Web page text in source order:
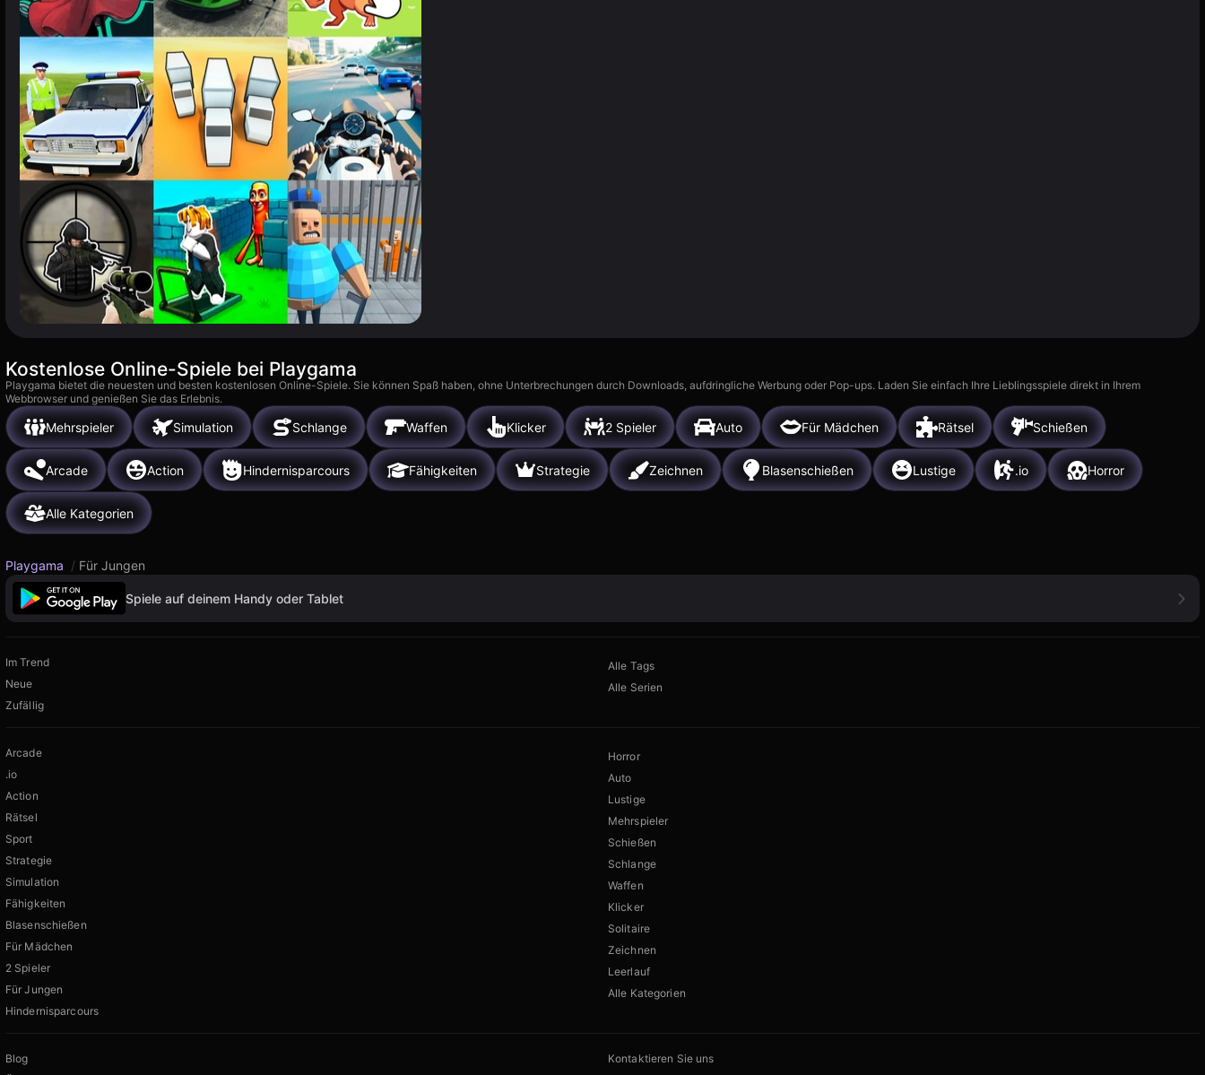
Kostenlose Online-Spiele bei Playgama
Playgama bietet die neuesten und besten kostenlosen Online-Spiele. Sie können Spaß haben, ohne Unterbrechungen durch Downloads, aufdringliche Werbung oder Pop-ups. Laden Sie einfach Ihre Lieblingsspiele direkt in Ihrem
Webbrowser und genießen Sie das Erlebnis.
Mehrspieler Simulation Schlange Waffen Klicker 2 Spieler Auto Für Mädchen Rätsel Schießen
Arcade Action Hindernisparcours Fähigkeiten Strategie Zeichnen Blasenschießen Lustige .io Horror
Alle Kategorien
Playgama / Für Jungen
Spiele auf deinem Handy oder Tablet
Im Trend
Neue
Zufällig
Alle Tags
Alle Serien
Arcade
.io
Action
Rätsel
Sport
Strategie
Simulation
Fähigkeiten
Blasenschießen
Für Mädchen
2 Spieler
Für Jungen
Hindernisparcours
Horror
Auto
Lustige
Mehrspieler
Schießen
Schlange
Waffen
Klicker
Solitaire
Zeichnen
Leerlauf
Alle Kategorien
Blog
Kontaktieren Sie uns